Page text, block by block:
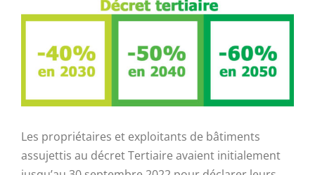
l'image
agrandie
Les propriétaires et exploitants de bâtiments
assujettis au décret Tertiaire avaient initialement